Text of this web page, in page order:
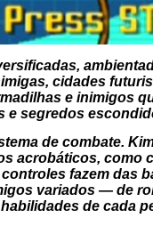
cidades
e inimigos
segredos
de combate.
acrobáticos, como
fazem das
variados — de
de cada